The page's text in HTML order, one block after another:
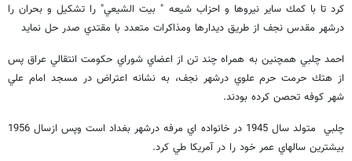
كرد تا با كمك ساير نيروها و احزاب شيعه " بيت الشيعي" را تشكيل و بحران را
درشهر مقدس نجف از طريق ديدارها ومذاكرات متعدد با مقتدي صدر حل نمايد
احمد چلبي همچنين به همراه چند تن از اعضاي شوراي حكومت انتقالي عراق پس
از هتك حرمت حرم علوي درشهر نجف، به نشانه اعتراض در مسجد امام علي
شهر كوفه تحصن كرده بودند.
چلبي متولد سال 1945 در خانواده اي مرفه درشهر بغداد است وپس ازسال 1956
بيشترين سالهاي عمر خود را در آمريكا طي كرد.